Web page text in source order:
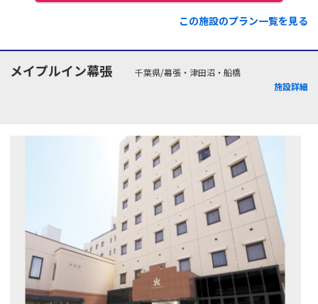
この施設のプラン一覧を見る
メイプルイン幕張
千葉県/幕張・津田沼・船橋
施設詳細